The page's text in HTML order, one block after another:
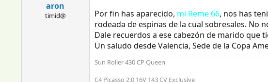
aron
timid@
Por fin has aparecido, mi Reme 66, nos has
rodeada de espinas de la cual sobresales.
Dale recuerdos a ese cabezón de marido que
Un saludo desde Valencia, Sede de la Copa
Sun Roller 430 CP Queen
C4 Picasso 2.0 16V 143 CV Exclusive